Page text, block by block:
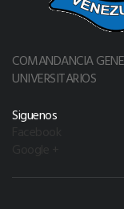
COMANDANCIA
UNIVERSITARIOS
Siguenos